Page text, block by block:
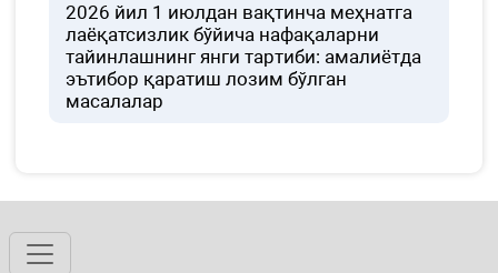
2026 йил 1 июлдан вақтинча меҳнатга
лаёқатсизлик бўйича нафақаларни
тайинлашнинг янги тартиби: амалиётда
эътибор қаратиш лозим бўлган
масалалар